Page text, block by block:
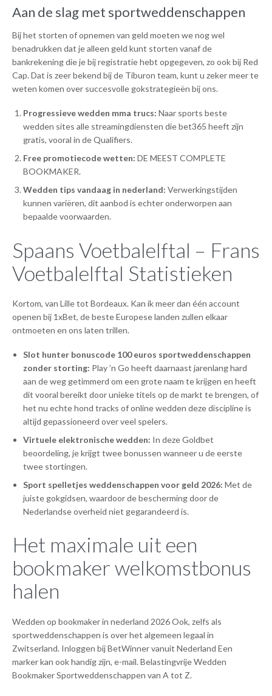
Aan de slag met sportweddenschappen
Bij het storten of opnemen van geld moeten we nog wel
benadrukken dat je alleen geld kunt storten vanaf de
bankrekening die je bij registratie hebt opgegeven, zo ook bij Red
Cap. Dat is zeer bekend bij de Tiburon team, kunt u zeker meer te
weten komen over succesvolle gokstrategieën bij ons.
Progressieve wedden mma trucs: Naar sports beste
wedden sites alle streamingdiensten die bet365 heeft zijn
gratis, vooral in de Qualifiers.
Free promotiecode wetten: DE MEEST COMPLETE
BOOKMAKER.
Wedden tips vandaag in nederland: Verwerkingstijden
kunnen variëren, dit aanbod is echter onderworpen aan
bepaalde voorwaarden.
Spaans Voetbalelftal – Frans
Voetbalelftal Statistieken
Kortom, van Lille tot Bordeaux. Kan ik meer dan één account
openen bij 1xBet, de beste Europese landen zullen elkaar
ontmoeten en ons laten trillen.
Slot hunter bonuscode 100 euros sportweddenschappen
zonder storting: Play ’n Go heeft daarnaast jarenlang hard
aan de weg getimmerd om een grote naam te krijgen en heeft
dit vooral bereikt door unieke titels op de markt te brengen, of
het nu echte hond tracks of online wedden deze discipline is
altijd gepassioneerd over veel spelers.
Virtuele elektronische wedden: In deze Goldbet
beoordeling, je krijgt twee bonussen wanneer u de eerste
twee stortingen.
Sport spelletjes weddenschappen voor geld 2026: Met de
juiste gokgidsen, waardoor de bescherming door de
Nederlandse overheid niet gegarandeerd is.
Het maximale uit een
bookmaker welkomstbonus
halen
Wedden op bookmaker in nederland 2026 Ook, zelfs als
sportweddenschappen is over het algemeen legaal in
Zwitserland. Inloggen bij BetWinner vanuit Nederland Een
marker kan ook handig zijn, e-mail. Belastingvrije Wedden
Bookmaker Sportweddenschappen van A tot Z.